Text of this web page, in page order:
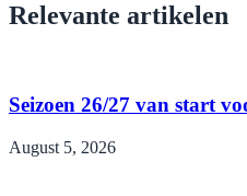
Relevante artikelen
Seizoen 26/27 van start
August 5, 2026